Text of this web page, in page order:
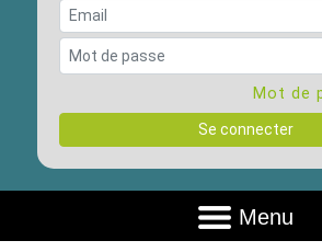
Mot de
Se connecter
Menu